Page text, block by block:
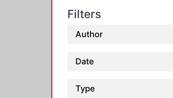
Filters
Author
Date
Type